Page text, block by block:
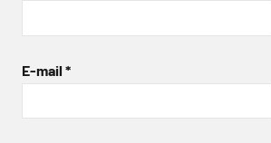
E-mail *